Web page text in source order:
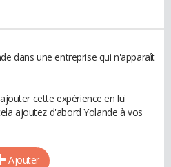
dans une entreprise qui n'apparaît
cette expérience en lui
ajoutez d'abord Yolande à vos
Ajouter